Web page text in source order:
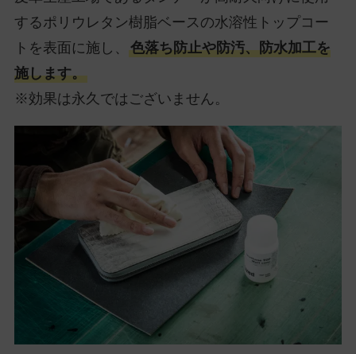
するポリウレタン樹脂ベースの水溶性トップコー
トを表面に施し、 色落ち防止や防汚、防水加工を
施します。
※効果は永久ではございません。